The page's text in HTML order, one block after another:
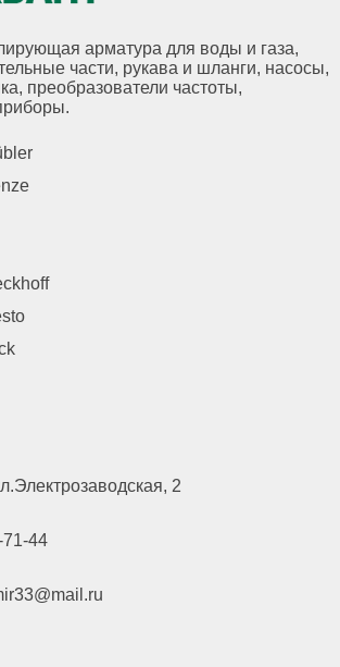
арматура для воды и газа,
части, рукава и шланги, насосы,
преобразователи частоты,
2
71-44